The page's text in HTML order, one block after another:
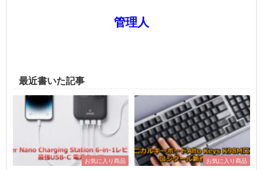
管理人
最近書いた記事
お気に入り商品 お気に入り商品